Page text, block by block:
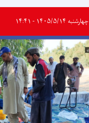
چهارشنبه ۱۴۰۵/۵/۱۴ - ۱۴:۴۱